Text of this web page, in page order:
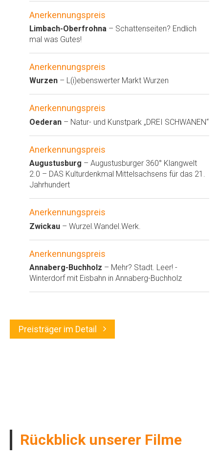
Anerkennungspreis
Limbach-Oberfrohna – Schattenseiten? Endlich
mal was Gutes!
Anerkennungspreis
Wurzen – L(i)ebenswerter Markt Wurzen
Anerkennungspreis
Oederan – Natur- und Kunstpark „DREI SCHWANEN“
Anerkennungspreis
Augustusburg – Augustusburger 360° Klangwelt
2.0 – DAS Kulturdenkmal Mittelsachsens für das 21.
Jahrhundert
Anerkennungspreis
Zwickau – Wurzel.Wandel.Werk.
Anerkennungspreis
Annaberg-Buchholz – Mehr? Stadt. Leer! -
Winterdorf mit Eisbahn in Annaberg-Buchholz
Preisträger im Detail
Rückblick unserer Filme